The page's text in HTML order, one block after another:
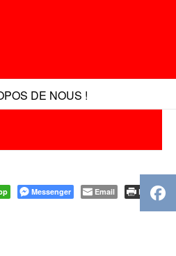
DE NOUS !
Messenger Email Print